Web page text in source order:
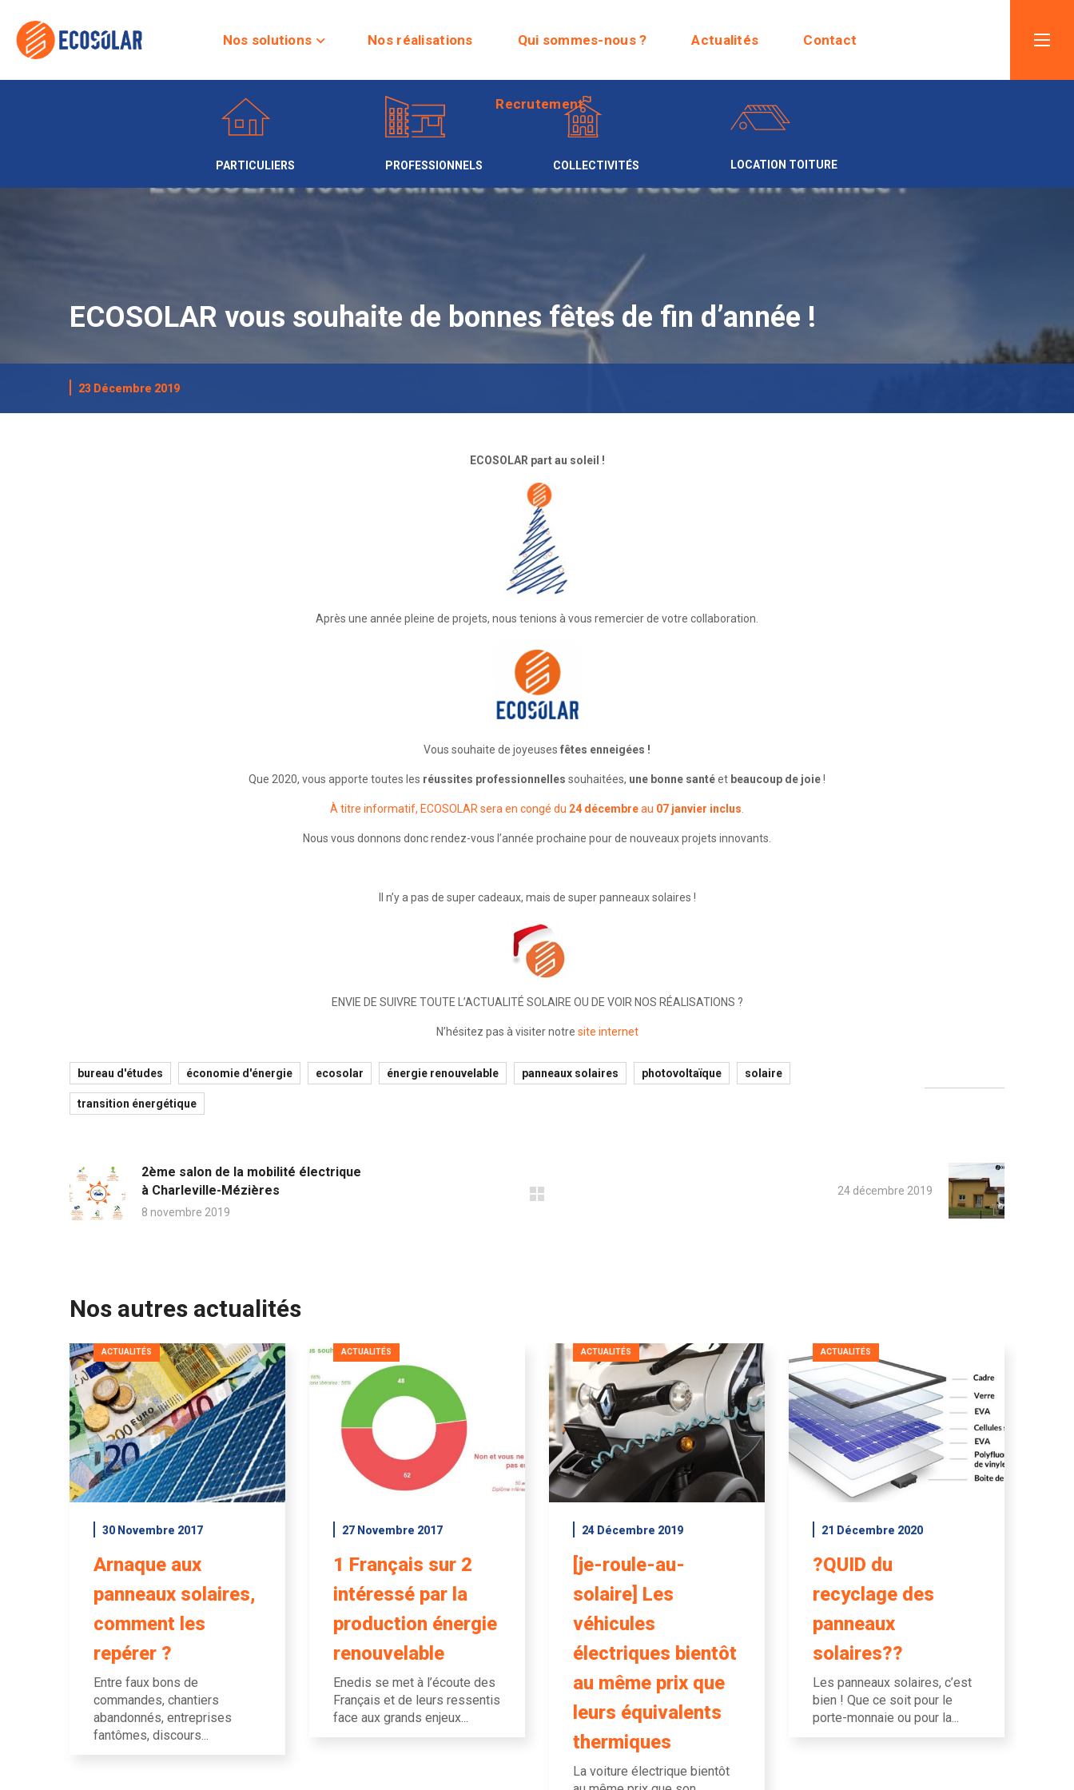
Nos solutions Nos réalisations Qui sommes-nous ? Actualités Contact
Recrutement
PARTICULIERS PROFESSIONNELS COLLECTIVITÉS LOCATION TOITURE
ECOSOLAR vous souhaite de bonnes fêtes de fin d’année !
23 Décembre 2019
ECOSOLAR part au soleil !
Après une année pleine de projets, nous tenions à vous remercier de votre collaboration.
Vous souhaite de joyeuses fêtes enneigées !
Que 2020, vous apporte toutes les réussites professionnelles souhaitées, une bonne santéet beaucoup de joie!
À titre informatif, ECOSOLAR sera en congé du 24 décembreau 07 janvier inclus
Nous vous donnons donc rendez-vous l’année prochaine pour de nouveaux projets innovants.
Il n’y a pas de super cadeaux, mais de super panneaux solaires !
ENVIE DE SUIVRE TOUTE L’ACTUALITÉ SOLAIRE OU DE VOIR NOS RÉALISATIONS ?
N’hésitez pas à visiter notre site internet
bureau d'études économie d'énergie ecosolar énergie renouvelable panneaux solaires photovoltaïque solaire
transition énergétique
2ème salon de la mobilité électrique
à Charleville-Mézières
8 novembre 2019
24 décembre 2019
Nos autres actualités
ACTUALITÉS
30 Novembre 2017
Arnaque aux
panneaux solaires,
comment les
repérer ?
Entre faux bons de
commandes, chantiers
abandonnés, entreprises
fantômes, discours...
ACTUALITÉS
27 Novembre 2017
1 Français sur 2
intéressé par la
production énergie
renouvelable
Enedis se met à l’écoute des
Français et de leurs ressentis
face aux grands enjeux...
ACTUALITÉS
24 Décembre 2019
[je-roule-au-
solaire] Les
véhicules
électriques bientôt
au même prix que
leurs équivalents
thermiques
La voiture électrique bientôt
ACTUALITÉS
21 Décembre 2020
?QUID du
recyclage des
panneaux
solaires??
Les panneaux solaires, c’est
bien ! Que ce soit pour le
porte-monnaie ou pour la...